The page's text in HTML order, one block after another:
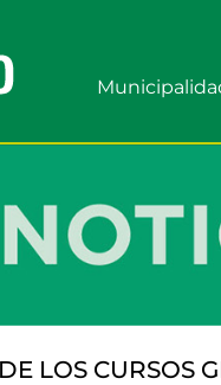
LOS CURSOS